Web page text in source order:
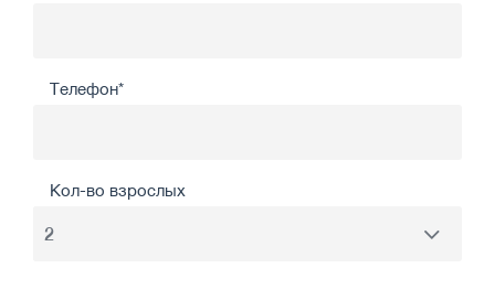
Телефон*
Кол-во взрослых